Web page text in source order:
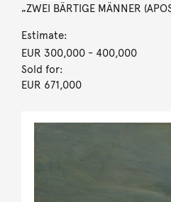
„ZWEI BÄRTIGE MÄNNER
Estimate:
EUR 300,000- 400,000
Sold for:
EUR 671,000